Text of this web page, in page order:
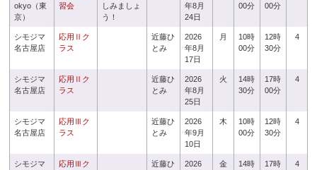
okyo（東
京）
習会
しみましょ
う！
年8月
24日
00分
00分
シモジマ
名古屋店
応用Ⅱク
ラス
近藤ひ
とみ
2026
年8月
17日
月
10時
00分
12時
30分
4
シモジマ
名古屋店
応用Ⅱク
ラス
近藤ひ
とみ
2026
年8月
25日
火
14時
30分
17時
00分
4
シモジマ
名古屋店
応用Ⅲク
ラス
近藤ひ
とみ
2026
年9月
10日
木
10時
00分
12時
30分
4
シモジマ
応用Ⅲク
近藤ひ
2026
金
14時
17時
4